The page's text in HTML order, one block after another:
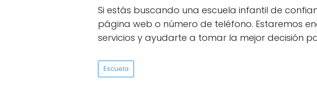
Si estás buscando una escuela infantil de
página web o número de teléfono. Estaremos
servicios y ayudarte a tomar la mejor decisión
Escuela